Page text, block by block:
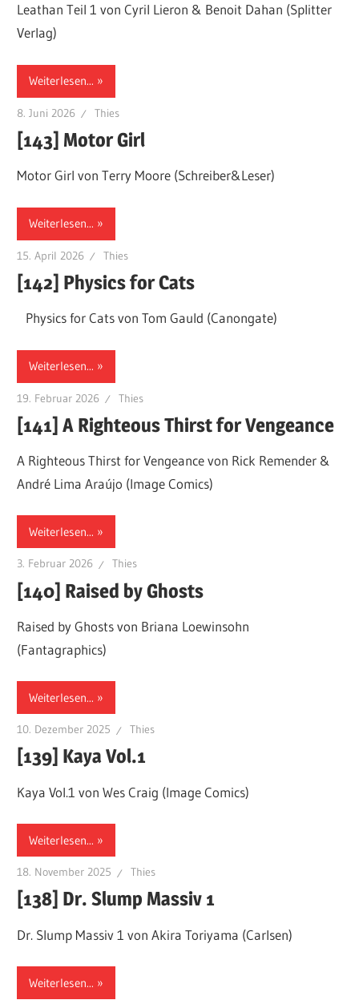
Leathan Teil 1 von Cyril Lieron & Benoit Dahan (Splitter
Verlag)
Weiterlesen...
8. Juni 2026 Thies
[143] Motor Girl
Motor Girl von Terry Moore (Schreiber&Leser)
Weiterlesen...
15. April 2026 Thies
[142] Physics for Cats
Physics for Cats von Tom Gauld (Canongate)
Weiterlesen...
19. Februar 2026 Thies
[141] A Righteous Thirst for Vengeance
A Righteous Thirst for Vengeance von Rick Remender &
André Lima Araújo (Image Comics)
Weiterlesen...
3. Februar 2026 Thies
[140] Raised by Ghosts
Raised by Ghosts von Briana Loewinsohn
(Fantagraphics)
Weiterlesen...
10. Dezember 2025 Thies
[139] Kaya Vol.1
Kaya Vol.1 von Wes Craig (Image Comics)
Weiterlesen...
18. November 2025 Thies
[138] Dr. Slump Massiv 1
Dr. Slump Massiv 1 von Akira Toriyama (Carlsen)
Weiterlesen...